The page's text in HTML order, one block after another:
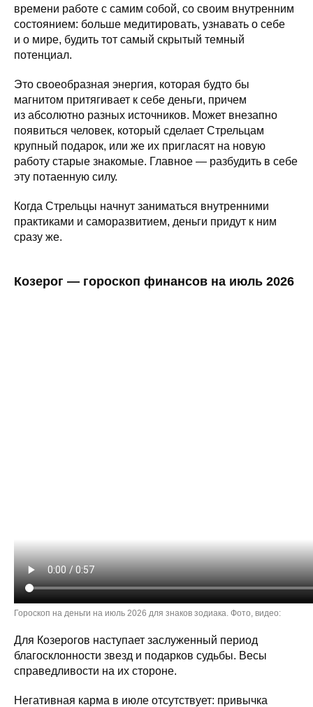
времени работе с самим собой, со своим внутренним
состоянием: больше медитировать, узнавать о себе
и о мире, будить тот самый скрытый темный
потенциал.
Это своеобразная энергия, которая будто бы
магнитом притягивает к себе деньги, причем
из абсолютно разных источников. Может внезапно
появиться человек, который сделает Стрельцам
крупный подарок, или же их пригласят на новую
работу старые знакомые. Главное — разбудить в себе
эту потаенную силу.
Когда Стрельцы начнут заниматься внутренними
практиками и саморазвитием, деньги придут к ним
сразу же.
Козерог — гороскоп финансов на июль 2026
Гороскоп на деньги на июль 2026 для знаков зодиака. Фото, видео:
Для Козерогов наступает заслуженный период
благосклонности звезд и подарков судьбы. Весы
справедливости на их стороне.
Негативная карма в июле отсутствует: привычка